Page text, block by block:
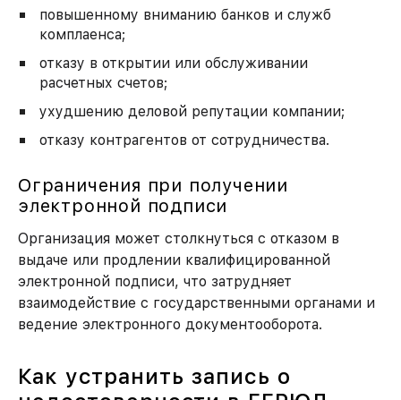
повышенному вниманию банков и служб
комплаенса;
отказу в открытии или обслуживании
расчетных счетов;
ухудшению деловой репутации компании;
отказу контрагентов от сотрудничества.
Ограничения при получении
электронной подписи
Организация может столкнуться с отказом в
выдаче или продлении квалифицированной
электронной подписи, что затрудняет
взаимодействие с государственными органами и
ведение электронного документооборота.
Как устранить запись о